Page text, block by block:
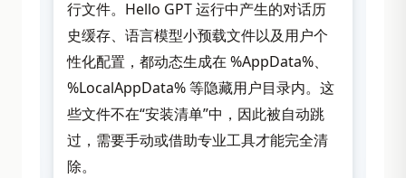
行文件。Hello GPT 运行中产生的对话历
史缓存、语言模型小预载文件以及用户个
性化配置，都动态生成在 %AppData%、
%LocalAppData% 等隐藏用户目录内。这
些文件不在“安装清单”中，因此被自动跳
过，需要手动或借助专业工具才能完全清
除。